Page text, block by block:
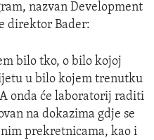
nazvan Development
direktor Bader:
bilo tko, o bilo kojoj
u bilo kojem trenutku
onda će laboratorij raditi
na dokazima gdje se
prekretnicama, kao i